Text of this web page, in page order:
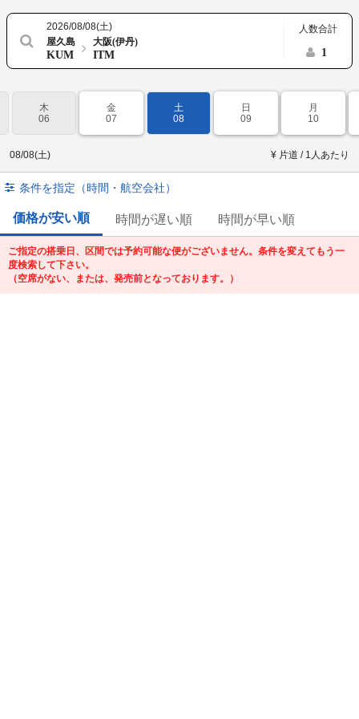
2026/08/08(土)
屋久島
KUM
大阪(伊丹)
ITM
人数合計
1
木
06
金
07
土
08
日
09
月
10
08/08(土) ¥ 片道 / 1人あたり
条件を指定（時間・航空会社）
価格が安い順 時間が遅い順 時間が早い順
ご指定の搭乗日、区間では予約可能な便がございません。条件を変えてもう一
度検索して下さい。
（空席がない、または、発売前となっております。）